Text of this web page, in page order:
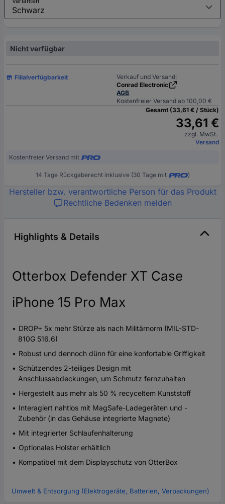
Nicht verfügbar
Filialverfügbarkeit
Verkauf und Versand:
Conrad Electronic
AGB
Kostenfreier Versand ab 100,00 €
Gesamt (33,61 € / Stück)
33,61 €
zzgl. MwSt.
Versand
Kostenfreier Versand mit
14 Tage Rückgaberecht inklusive (30 Tage mit )
Hersteller bzw. verantwortliche Person für das Produkt
Rechtliche Bedenken melden
Highlights & Details
Otterbox Defender XT Case
iPhone 15 Pro Max
DROP+ 5x mehr Stürze als nach Militärnorm (MIL-STD-
810G 516.6)
Robust und dennoch dünn für eine konfortable Griffigkeit
Schützendes 2-teiliges Design mit
Anschlussabdeckungen, um Schmutz fernzuhalten
Hergestellt aus mehr als 50 % recyceltem Kunststoff
Interagiert nahtlos mit MagSafe-Ladegeräten und -
Zubehör (in das Gehäuse integrierte Magnete)
Mit integrierter Schlaufenhalterung
Optionales Holster erhältlich
Kompatibel mit dem Displayschutz von OtterBox
Umwelt & Entsorgung (Elektrogeräte, Batterien, Verpackungen)